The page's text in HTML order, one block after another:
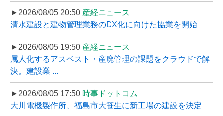
►2026/08/05 20:50 産経ニュース
清水建設と建物管理業務のDX化に向けた協業を開始
►2026/08/05 19:50 産経ニュース
属人化するアスベスト・産廃管理の課題をクラウドで解
決。建設業 ...
►2026/08/05 17:50 時事ドットコム
大川電機製作所、福島市大笹生に新工場の建設を決定